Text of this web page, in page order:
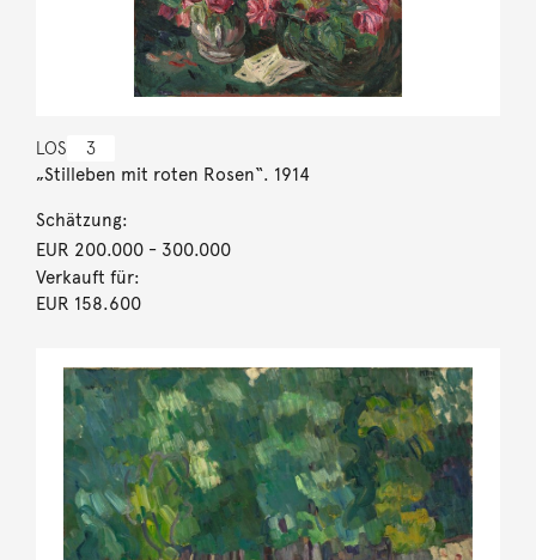
LOS 3
„Stilleben mit roten Rosen“. 1914
Schätzung:
EUR 200.000- 300.000
Verkauft für:
EUR 158.600